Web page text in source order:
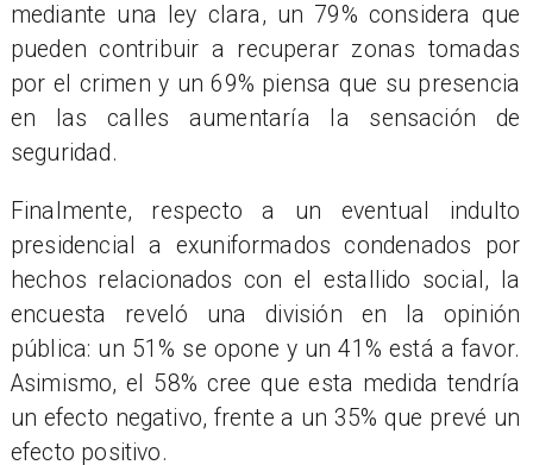
mediante una ley clara, un 79% considera que
pueden contribuir a recuperar zonas tomadas
por el crimen y un 69% piensa que su presencia
en las calles aumentaría la sensación de
seguridad.
Finalmente, respecto a un eventual indulto
presidencial a exuniformados condenados por
hechos relacionados con el estallido social, la
encuesta reveló una división en la opinión
pública: un 51% se opone y un 41% está a favor.
Asimismo, el 58% cree que esta medida tendría
un efecto negativo, frente a un 35% que prevé un
efecto positivo.